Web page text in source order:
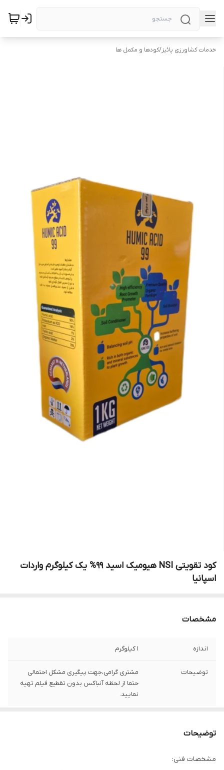
خدمات کشاورزی پائیز/کودها و مکمل ها
کود تقویتی NSI هیومیک اسید 99% یک کیلوگرم واردات
اسپانیا
مشخصات
اندازه 1 کیلوگرم
توضیحات
مشتری گرامی،جهت پیگیری مشکل احتمالی
حتما از لحظه آنباکس بدون تقطیع فیلم تهیه
نمایید.
توضیحات
مشخصات فنی: